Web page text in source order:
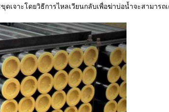
ดเจาะโดยวิธีการไหลเวียนกลับเพื่อฆ่าบ่อน้ำจะสามา